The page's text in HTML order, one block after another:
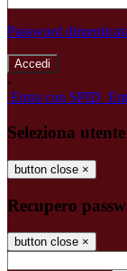
Password
-
Entra con SPID
Seleziona utente
button close ×
Recupero
button close ×